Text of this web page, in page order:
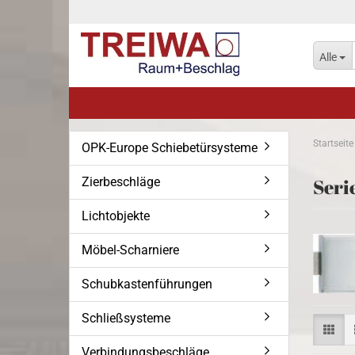
Alle
Startseite
OPK-Europe Schiebetürsysteme
Zierbeschläge
Lichtobjekte
Möbel-Scharniere
Schubkastenführungen
Schließsysteme